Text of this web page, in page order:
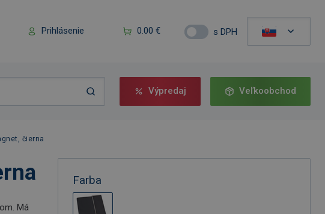
Prihlásenie 0.00 € s DPH
Výpredaj Veľkoobchod
čierna
Má
Farba